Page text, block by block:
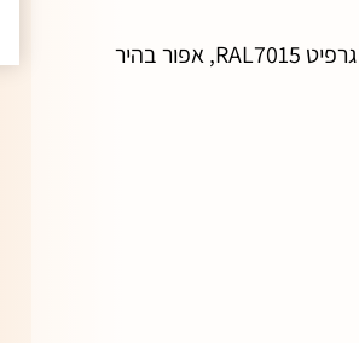
רגלי המתכת ניתן לקבל בצבעי RAL הבאים: שחור RAL9005, אפור גרפיט RAL7015, אפור בהיר